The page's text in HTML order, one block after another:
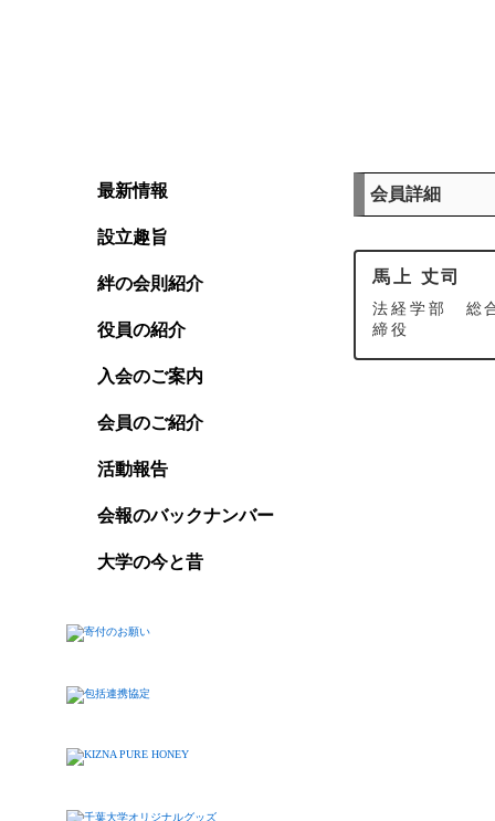
会員詳細
馬上 丈司
法経学部 総
締役
最新情報
設立趣旨
絆の会則紹介
役員の紹介
入会のご案内
会員のご紹介
活動報告
会報のバックナンバー
大学の今と昔